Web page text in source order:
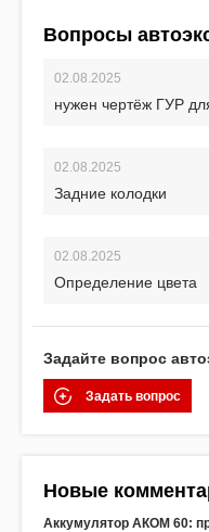
Вопросы
02.08.2025
нужен чертёж ГУР
02.08.2025
Задние колодки
02.08.2025
Определение цвета
Задайте вопрос
Задать вопрос
Новые
Аккумулятор АКОМ 60: